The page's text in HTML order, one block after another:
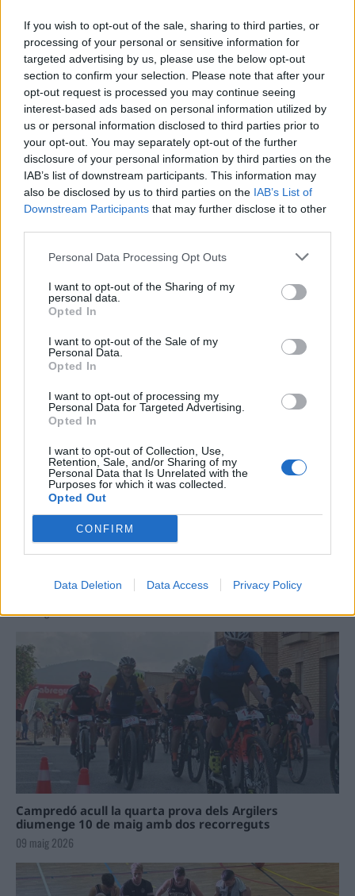
If you wish to opt-out of the sale, sharing to third parties, or
processing of your personal or sensitive information for
targeted advertising by us, please use the below opt-out
section to confirm your selection. Please note that after your
opt-out request is processed you may continue seeing
interest-based ads based on personal information utilized by
us or personal information disclosed to third parties prior to
your opt-out. You may separately opt-out of the further
disclosure of your personal information by third parties on the
IAB’s list of downstream participants. This information may
also be disclosed by us to third parties on the IAB’s List of
Downstream Participants that may further disclose it to other
Personal Data Processing Opt Outs
I want to opt-out of the Sharing of my
personal data.
Opted In
I want to opt-out of the Sale of my
Personal Data.
Opted In
I want to opt-out of processing my
Personal Data for Targeted Advertising.
Opted In
I want to opt-out of Collection, Use,
Retention, Sale, and/or Sharing of my
Personal Data that Is Unrelated with the
Purposes for which it was collected.
Opted Out
CONFIRM
Data Deletion Data Access Privacy Policy
Amposta recupera les Cases del Castell
i culmina un projecte estratègic que
vincula patrimoni, turisme i
gastronomia
6 d'agost de 2026
Els vestits de paper guanyen força
enguany amb més modistes i gairebé
40 peces a concurs
31 de juliol de 2026
“L’eclipsi serà una oportunitat també
31 de juliol de 2026
Carrega més
La Cursa de l’Aldea segona d’etiqueta d’or de la
Running Sèries Terres de l’Ebre
09 maig 2026
Campredó acull la quarta prova dels Argilers
diumenge 10 de maig amb dos recorreguts
09 maig 2026